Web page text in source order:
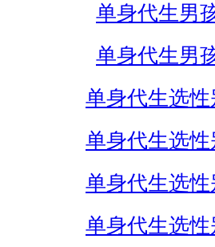
单身代生男
单身代生男
单身代生选性
单身代生选性
单身代生选
单身代生选性